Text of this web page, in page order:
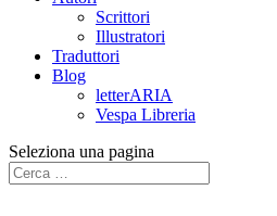
Scrittori
Illustratori
Traduttori
Blog
letterARIA
Vespa Libreria
Seleziona una pagina